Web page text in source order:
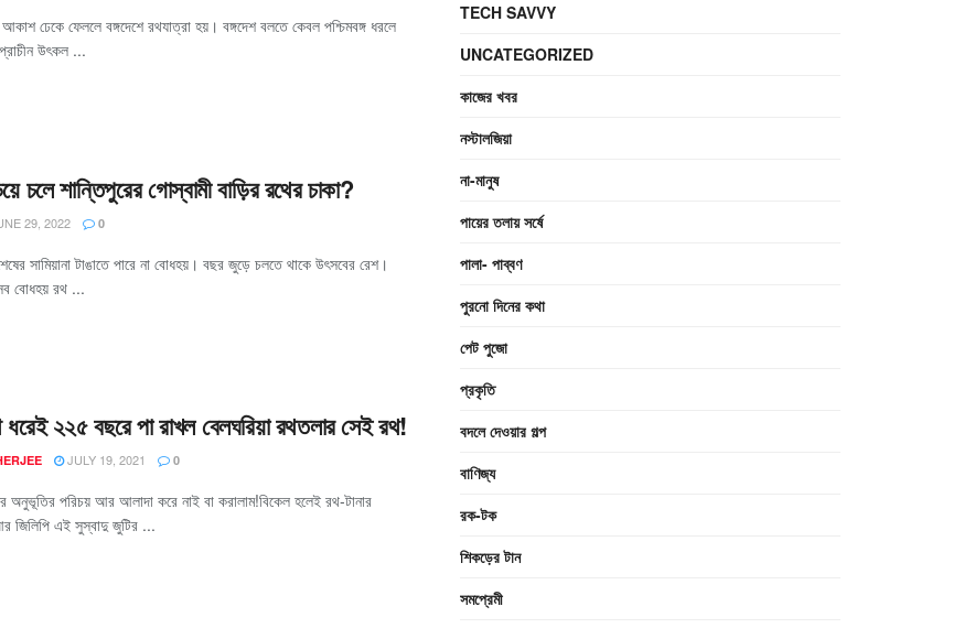
ঢেকে ফেললে বঙ্গদেশে রথযাত্রা হয়। বঙ্গদেশ বলতে কেবল পশ্চিমবঙ্গ ধরলে
উৎকল ...
চলে শান্তিপুরের গোস্বামী বাড়ির রথের চাকা?
29, 2022 0
সামিয়ানা টাঙাতে পারে না বোধহয়। বছর জুড়ে চলতে থাকে উৎসবের রেশ।
বোধহয় রথ ...
২২৫ বছরে পা রাখল বেলঘরিয়া রথতলার সেই রথ!
JULY 19, 2021 0
অনুভূতির পরিচয় আর আলাদা করে নাই বা করালাম!বিকেল হলেই রথ-টানার
জিলিপি এই সুস্বাদু জুটির ...
TECH SAVVY
UNCATEGORIZED
কাজের খবর
নস্টালজিয়া
না-মানুষ
পায়ের তলায় সর্ষে
পালা- পাব্বণ
পুরনো দিনের কথা
পেট পুজো
প্রকৃতি
বদলে দেওয়ার গল্প
বাণিজ্য
রক-টক
শিকড়ের টান
সমপ্রেমী